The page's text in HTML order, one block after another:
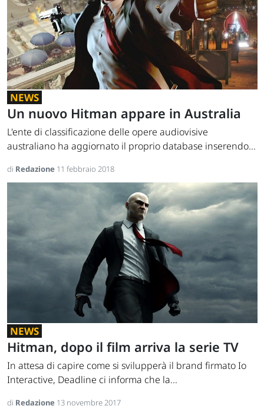
NEWS
Un nuovo Hitman appare in Australia
L'ente di classificazione delle opere audiovisive
australiano ha aggiornato il proprio database inserendo...
di Redazione 11 febbraio 2018
NEWS
Hitman, dopo il film arriva la serie TV
In attesa di capire come si svilupperà il brand firmato Io
Interactive, Deadline ci informa che la...
di Redazione 13 novembre 2017